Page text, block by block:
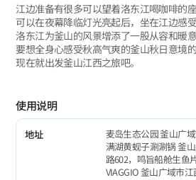
江边准备有很多可以望着洛东江喝咖啡的座
可以在夜幕降临灯光亮起后，坐在江边感
洛东江为釜山的风景增添了一股从容和暖意
要想全身心感受秋高气爽的釜山秋日意境的
现在就出发釜山江西之旅吧。
使用说明
地址
麦岛生态公园 釜山广
满湖黄蚬子涮涮锅 釜
路602，鸣旨船舱生鱼
VIAGGIO 釜山广域市